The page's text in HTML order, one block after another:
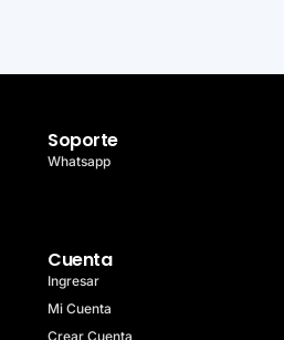
Soporte
Whatsapp
Cuenta
Ingresar
Mi Cuenta
Crear Cuenta